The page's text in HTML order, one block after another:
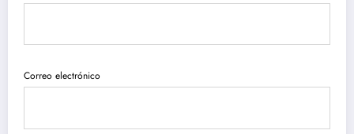
Correo electrónico